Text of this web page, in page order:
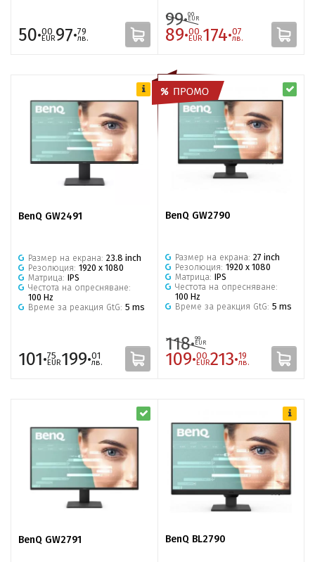
50·00
EUR97·79
лв.
99·00
EUR
89·00
EUR174·07
лв.
BenQ GW2491
Размер на екрана: 23.8 inch
Резолюция: 1920 x 1080
Матрица: IPS
Честота на опресняване:
100 Hz
Време за реакция GtG: 5 ms
101·75
EUR199·01
лв.
BenQ GW2790
Размер на екрана: 27 inch
Резолюция: 1920 x 1080
Матрица: IPS
Честота на опресняване:
100 Hz
Време за реакция GtG: 5 ms
118·99
EUR
109·00
EUR213·19
лв.
BenQ GW2791 BenQ BL2790